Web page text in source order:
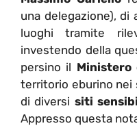
una delegazione), di
luoghi tramite
investendo della
persino il Ministero
territorio eburino nei
di diversi siti
Appresso questa